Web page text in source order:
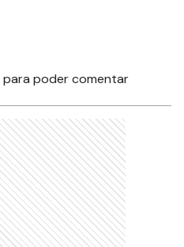
para poder comentar